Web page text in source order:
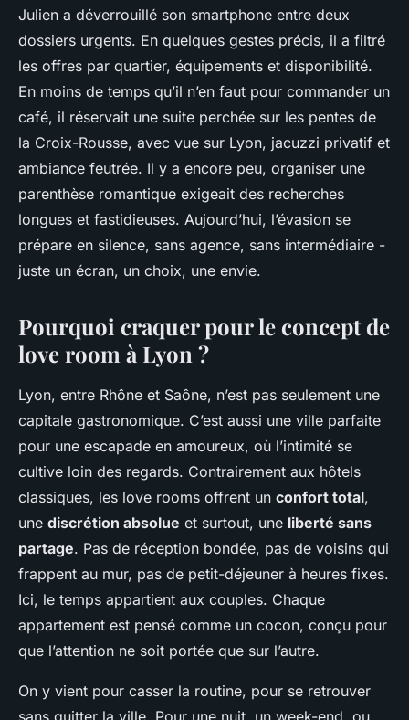
Pourquoi choisir une love
room à Lyon pour un séjour
inoubliable ?
Éléanore•26/05/2026 17:33• 8 min de lecture
Julien a déverrouillé son smartphone entre deux
dossiers urgents. En quelques gestes précis, il a filtré
les offres par quartier, équipements et disponibilité.
En moins de temps qu’il n’en faut pour commander un
café, il réservait une suite perchée sur les pentes de
la Croix-Rousse, avec vue sur Lyon, jacuzzi privatif et
ambiance feutrée. Il y a encore peu, organiser une
parenthèse romantique exigeait des recherches
longues et fastidieuses. Aujourd’hui, l’évasion se
prépare en silence, sans agence, sans intermédiaire -
juste un écran, un choix, une envie.
Pourquoi craquer pour le concept de
love room à Lyon ?
Lyon, entre Rhône et Saône, n’est pas seulement une
capitale gastronomique. C’est aussi une ville parfaite
pour une escapade en amoureux, où l’intimité se
cultive loin des regards. Contrairement aux hôtels
classiques, les love rooms offrent un confort total,
une discrétion absolue et surtout, une liberté sans
partage. Pas de réception bondée, pas de voisins qui
frappent au mur, pas de petit-déjeuner à heures fixes.
Ici, le temps appartient aux couples. Chaque
appartement est pensé comme un cocon, conçu pour
que l’attention ne soit portée que sur l’autre.
On y vient pour casser la routine, pour se retrouver